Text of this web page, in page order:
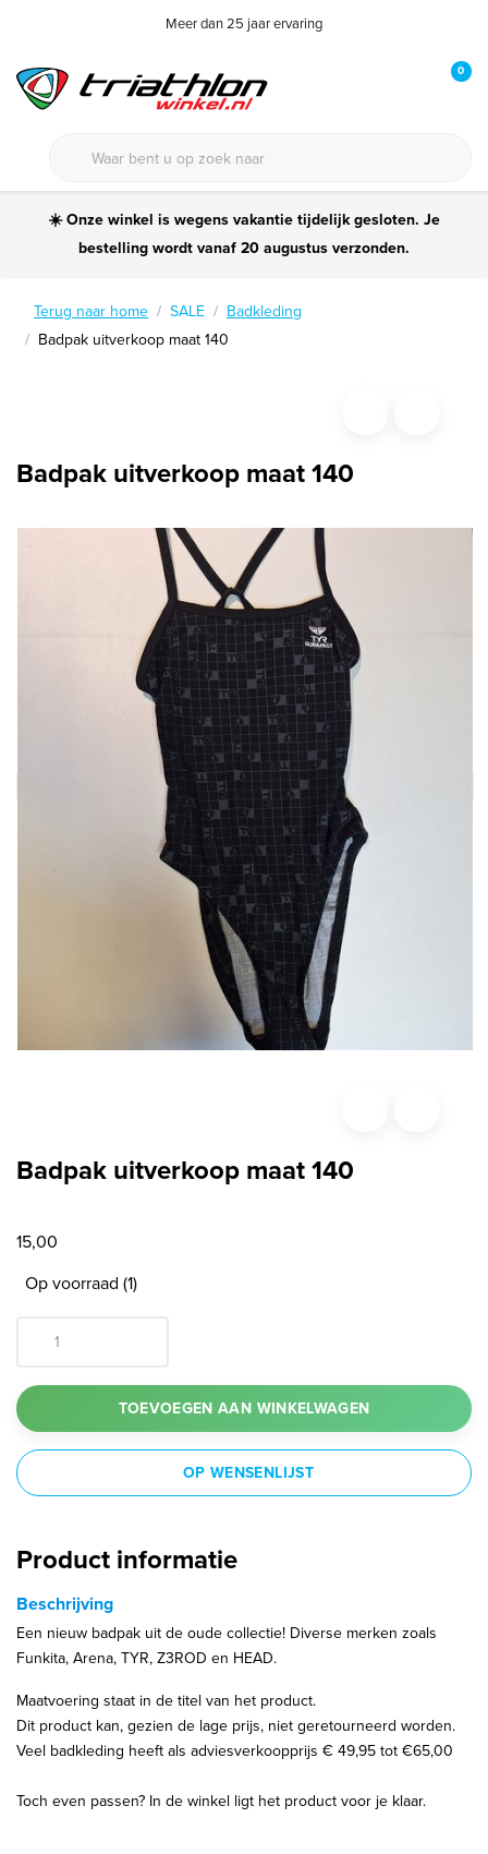
Meer dan 25 jaar ervaring
0
☀️ Onze winkel is wegens vakantie tijdelijk gesloten. Je
bestelling wordt vanaf 20 augustus verzonden.
Terug naar home SALE
Badkleding
Badpak uitverkoop maat 140
Badpak uitverkoop maat 140
Badpak uitverkoop maat 140
15,00
Op voorraad (1)
TOEVOEGEN AAN WINKELWAGEN
OP WENSENLIJST
Product informatie
Beschrijving
Een nieuw badpak uit de oude collectie! Diverse merken zoals
Funkita, Arena, TYR, Z3ROD en HEAD.
Maatvoering staat in de titel van het product.
Dit product kan, gezien de lage prijs, niet geretourneerd worden.
Veel badkleding heeft als adviesverkoopprijs € 49,95 tot €65,00
Toch even passen? In de winkel ligt het product voor je klaar.